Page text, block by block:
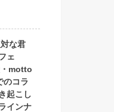
な君
ェ
motto
のコラ
起こし
インナ